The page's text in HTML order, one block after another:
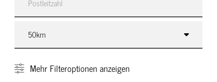
Mehr Filteroptionen anzeigen